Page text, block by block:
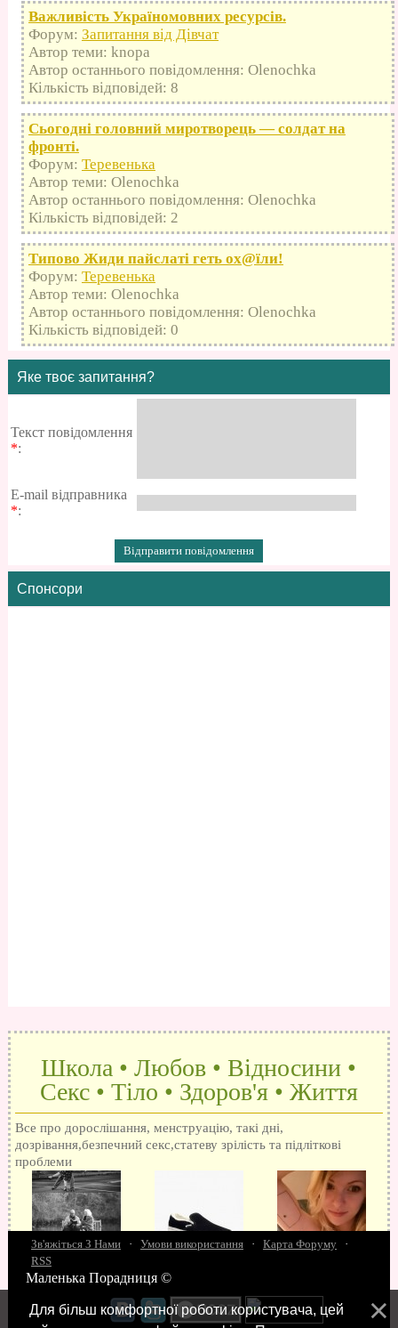
Важливість Україномовних ресурсів.
Форум: Запитання від Дівчат
Автор теми: knopa
Автор останнього повідомлення: Olenochka
Кількість відповідей: 8
Сьогодні головний миротворець — солдат на
фронті.
Форум: Теревенька
Автор теми: Olenochka
Автор останнього повідомлення: Olenochka
Кількість відповідей: 2
Типово Жиди пайслаті геть оx@їли!
Форум: Теревенька
Автор теми: Olenochka
Автор останнього повідомлення: Olenochka
Кількість відповідей: 0
Яке твоє запитання?
Текст повідомлення
*:
E-mail відправника
*:
Спонсори
Школа • Любов • Відносини •
Секс • Тіло • Здоров'я • Життя
Все про дорослішання, менструацію, такі дні,
дозрівання,безпечний секс,статеву зрілість та підліткові
проблеми
15 запитань про секс Як досягти оргазм
Позбуваємось синців завагітніти після першого разу Хлопець хоче сексу
робити мінєт"Люблю" і "кохаю" різниця Про перший секс Займатися сексом
Зв'яжіться З Нами · Умови використання · Карта Форуму
·
RSS
Маленька Порадниця ©
Для більш комфортної роботи користувача, цей